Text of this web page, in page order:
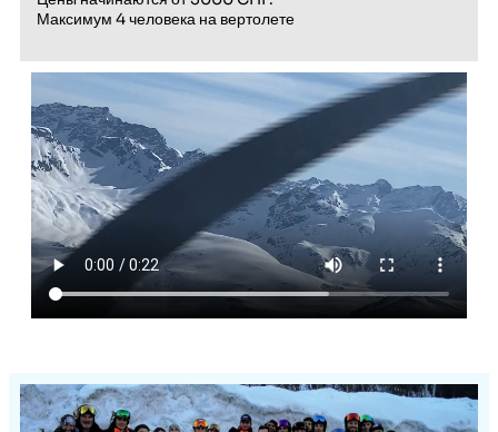
Максимум 4 человека на вертолете